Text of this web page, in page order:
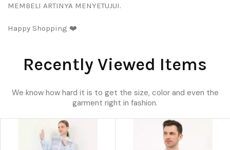
MEMBELI ARTINYA MENYETUJUI.
Happy Shopping ❤️
Recently Viewed Items
We know how hard it is to get the size, color and even the
garment right in fashion.